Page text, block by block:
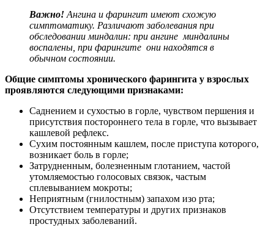
Важно!Ангина и фарингит имеют схожую
симптоматику. Различают заболевания при
обследовании миндалин: при ангине миндалины
воспалены, при фарингите они находятся в
обычном состоянии.
Общие симптомы хронического фарингита у взрослых
проявляются следующими признаками:
Саднением и сухостью в горле, чувством першения и
присутствия постороннего тела в горле, что вызывает
кашлевой рефлекс.
Сухим постоянным кашлем, после приступа которого,
возникает боль в горле;
Затрудненным, болезненным глотанием, частой
утомляемостью голосовых связок, частым
сплевыванием мокроты;
Неприятным (гнилостным) запахом изо рта;
Отсутствием температуры и других признаков
простудных заболеваний.